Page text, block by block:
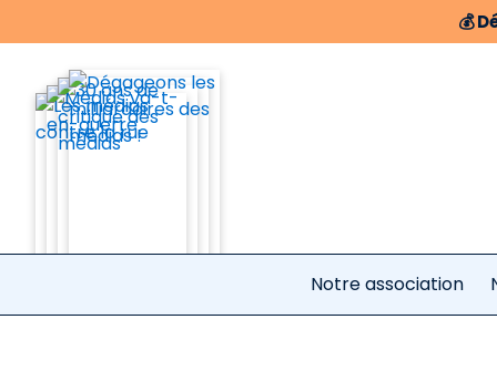
💰
Notre association